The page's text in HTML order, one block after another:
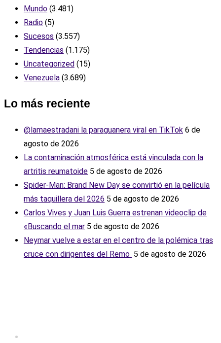
Mundo (3.481)
Radio (5)
Sucesos (3.557)
Tendencias (1.175)
Uncategorized (15)
Venezuela (3.689)
Lo más reciente
‎@lamaestradani la paraguanera viral en TikTok 6 de
agosto de 2026
La contaminación atmosférica está vinculada con la
artritis reumatoide 5 de agosto de 2026
Spider-Man: Brand New Day se convirtió en la película
más taquillera del 2026 5 de agosto de 2026
Carlos Vives y Juan Luis Guerra estrenan videoclip de
«Buscando el mar 5 de agosto de 2026
Neymar vuelve a estar en el centro de la polémica tras
cruce con dirigentes del Remo ‎ 5 de agosto de 2026